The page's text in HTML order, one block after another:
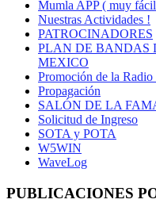
Mumla APP ( muy
Nuestras Actividades !
PATROCINADORES
PLAN DE BANDAS
MEXICO
Promoción de la Radio
Propagación
SALÓN DE LA
Solicitud de Ingreso
SOTA y POTA
W5WIN
WaveLog
PUBLICACIONES